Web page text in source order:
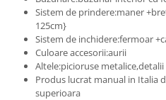
Sistem de prindere:maner
125cm}
Sistem de inchidere:fermoar
Culoare accesorii:aurii
Altele:picioruse metalice,detalii
Produs lucrat manual in Italia
superioara